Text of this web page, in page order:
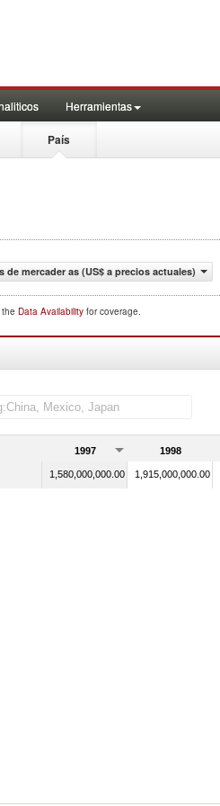
Herramientas
País
de mercader as (US$ a precios actuales)
Data Availability for coverage.
1997 1998
1,580,000,000.00 1,915,000,000.00